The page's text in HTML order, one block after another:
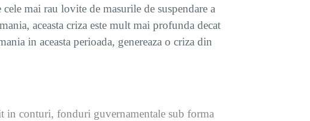
mai rau lovite de masurile de suspendare a
aceasta criza este mult mai profunda decat
in aceasta perioada, genereaza o criza din
in conturi, fonduri guvernamentale sub forma